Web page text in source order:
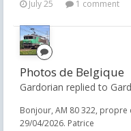
July 25 1 comment
Photos de Belgique
Gardorian replied to
Bonjour, AM 80 322, propre
29/04/2026. Patrice